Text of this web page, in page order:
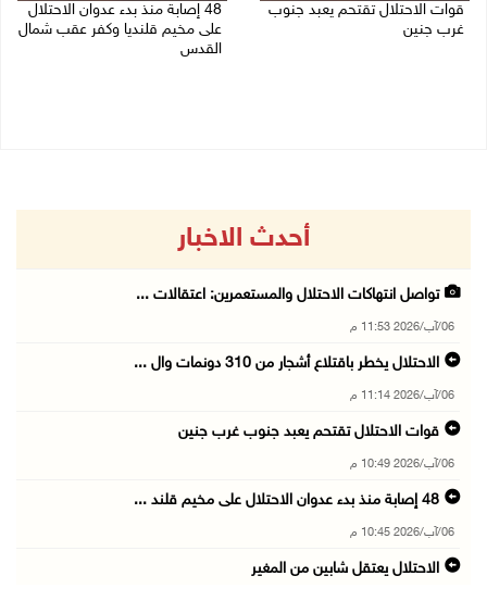
قوات الاحتلال تقتحم يعبد جنوب
غرب جنين
48 إصابة منذ بدء عدوان الاحتلال
على مخيم قلنديا وكفر عقب شمال
القدس
أحدث الاخبار
تواصل انتهاكات الاحتلال والمستعمرين: اعتقالات ...
06/آب/2026 11:53 م
الاحتلال يخطر باقتلاع أشجار من 310 دونمات وال ...
06/آب/2026 11:14 م
قوات الاحتلال تقتحم يعبد جنوب غرب جنين
06/آب/2026 10:49 م
48 إصابة منذ بدء عدوان الاحتلال على مخيم قلند ...
06/آب/2026 10:45 م
الاحتلال يعتقل شابين من المغير